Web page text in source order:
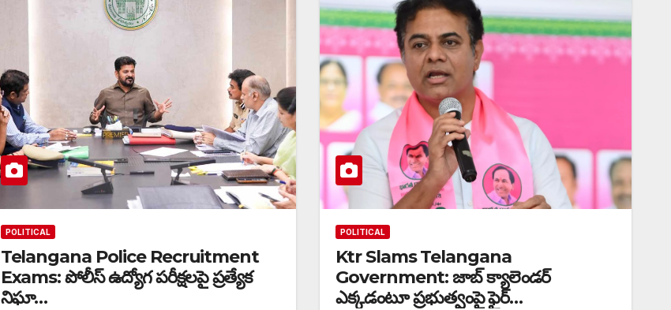
POLITICAL
Telangana Police Recruitment
Exams: పోలీస్ ఉద్యోగ పరీక్షలపై ప్రత్యేక
నిఘా…
POLITICAL
Ktr Slams Telangana
Government: జాబ్ క్యాలెండర్‌
ఎక్కడంటూ ప్రభుత్వంపై ఫైర్…